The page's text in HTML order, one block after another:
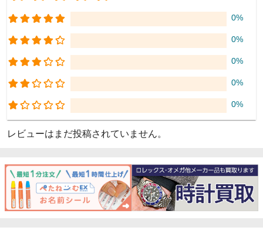
0%
0%
0%
0%
0%
レビューはまだ投稿されていません。